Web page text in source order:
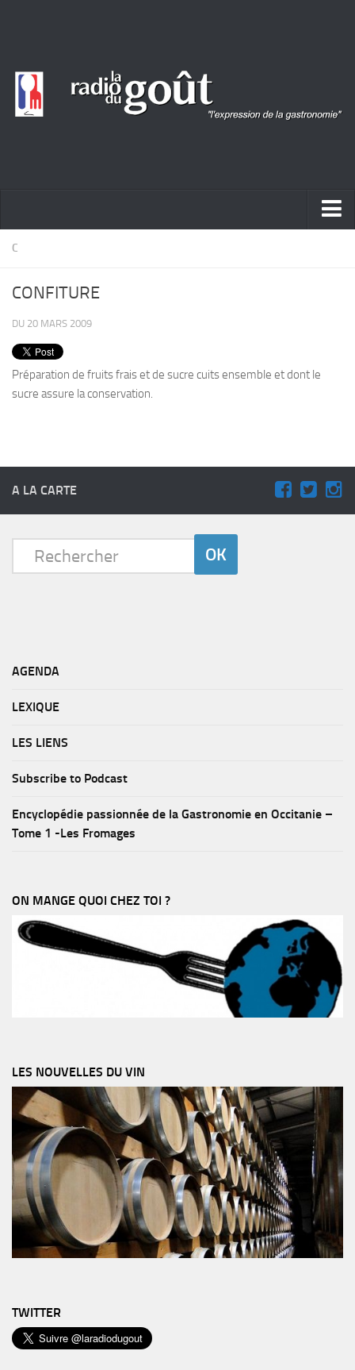
ACTUALITÉ
PRODUITS
RECETTES
Sauces
C
CONFITURE
DU 20 MARS 2009
Préparation de fruits frais et de sucre cuits ensemble et dont le
sucre assure la conservation.
A LA CARTE
AGENDA
LEXIQUE
LES LIENS
Subscribe to Podcast
Encyclopédie passionnée de la Gastronomie en Occitanie –
Tome 1 -Les Fromages
ON MANGE QUOI CHEZ TOI ?
LES NOUVELLES DU VIN
TWITTER